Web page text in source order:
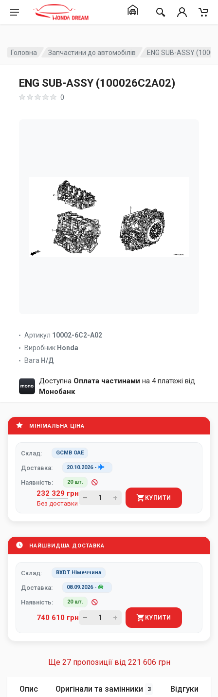
Головна Запчастини до автомобілів ENG SUB-ASSY
ENG SUB-ASSY (100026C2A02)
0
Артикул 10002-6C2-A02
Виробник Honda
Вага Н/Д
Доступна Оплата частинами на 4 платежі від
Монобанк
МІНІМАЛЬНА ЦІНА
Склад: GCMB ОАЕ
Доставка: 20.10.2026-
Наявність: 20 шт.
232 329 грн
Без доставки
КУПИТИ
НАЙШВИДША ДОСТАВКА
Склад: BXDT Німеччина
Доставка: 08.09.2026-
Наявність: 20 шт.
740 610 грн КУПИТИ
Ще 27 пропозиції від 221 606 грн
Опис Оригінали та замінники 3 Відгуки